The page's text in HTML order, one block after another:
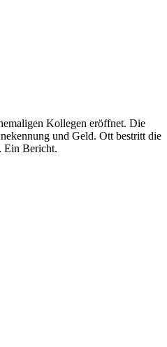
Kollegen eröffnet. Die
und Geld. Ott bestritt die
Ein Bericht.